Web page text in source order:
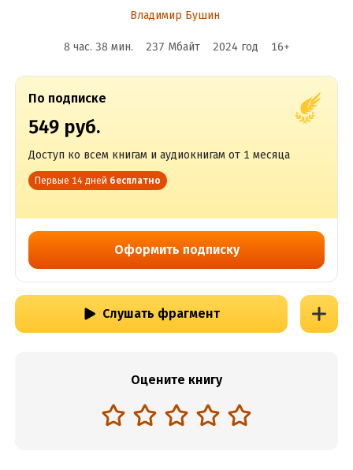
Владимир Бушин
8 час. 38 мин. 237 Мбайт 2024 год 16+
По подписке
549 руб.
Доступ ко всем книгам и аудиокнигам от 1 месяца
Первые 14 дней бесплатно
Оформить подписку
Слушать фрагмент
Оцените книгу